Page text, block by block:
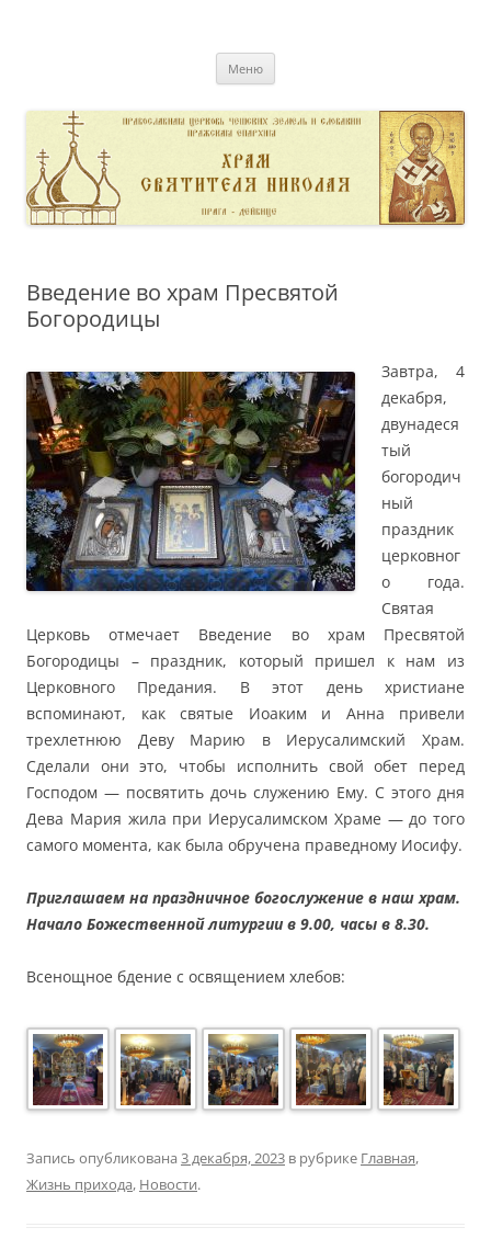
Меню
Введение во храм Пресвятой
Богородицы
Завтра, 4
декабря,
двунадеся
тый
богородич
ный
праздник
церковног
о года.
Святая
Церковь отмечает Введение во храм Пресвятой
Богородицы – праздник, который пришел к нам из
Церковного Предания. В этот день христиане
вспоминают, как святые Иоаким и Анна привели
трехлетнюю Деву Марию в Иерусалимский Храм.
Сделали они это, чтобы исполнить свой обет перед
Господом — посвятить дочь служению Ему. С этого дня
Дева Мария жила при Иерусалимском Храме — до того
самого момента, как была обручена праведному Иосифу.
Приглашаем на праздничное богослужение в наш храм.
Начало Божественной литургии в 9.00, часы в 8.30.
Всенощное бдение с освящением хлебов:
Запись опубликована 3 декабря, 2023 в рубрике Главная,
Жизнь прихода, Новости.